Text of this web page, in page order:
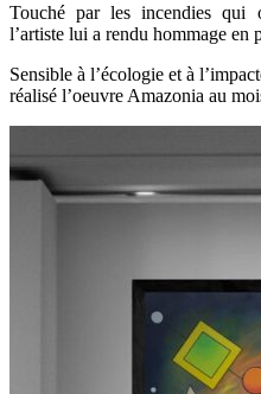
Touché par les incendies qui
l’artiste lui a rendu hommage en
Sensible à l’écologie et à
réalisé l’oeuvre Amazonia au